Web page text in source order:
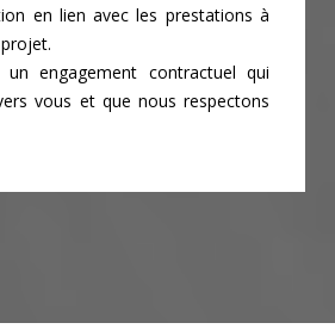
en lien avec les prestations à
engagement contractuel qui
vous et que nous respectons